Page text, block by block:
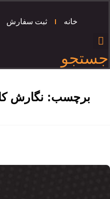
خانه ثبت سفارش
جستجو
برچسب: نگارش